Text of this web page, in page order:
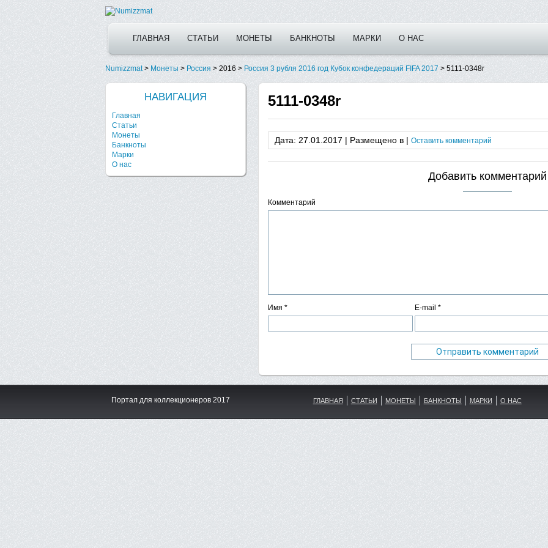
ГЛАВНАЯ СТАТЬИ МОНЕТЫ БАНКНОТЫ МАРКИ О НАС
Numizzmat > Монеты > Россия > 2016 > Россия 3 рубля 2016 год Кубок конфедераций FIFA 2017 > 5111-0348r
5111-0348r
Дата: 27.01.2017 | Размещено в | Оставить комментарий
Добавить комментарий
Комментарий
Имя * E-mail *
НАВИГАЦИЯ
Главная
Статьи
Монеты
Банкноты
Марки
О нас
Портал для коллекционеров 2017 ГЛАВНАЯ СТАТЬИ МОНЕТЫ БАНКНОТЫ МАРКИ О НАС